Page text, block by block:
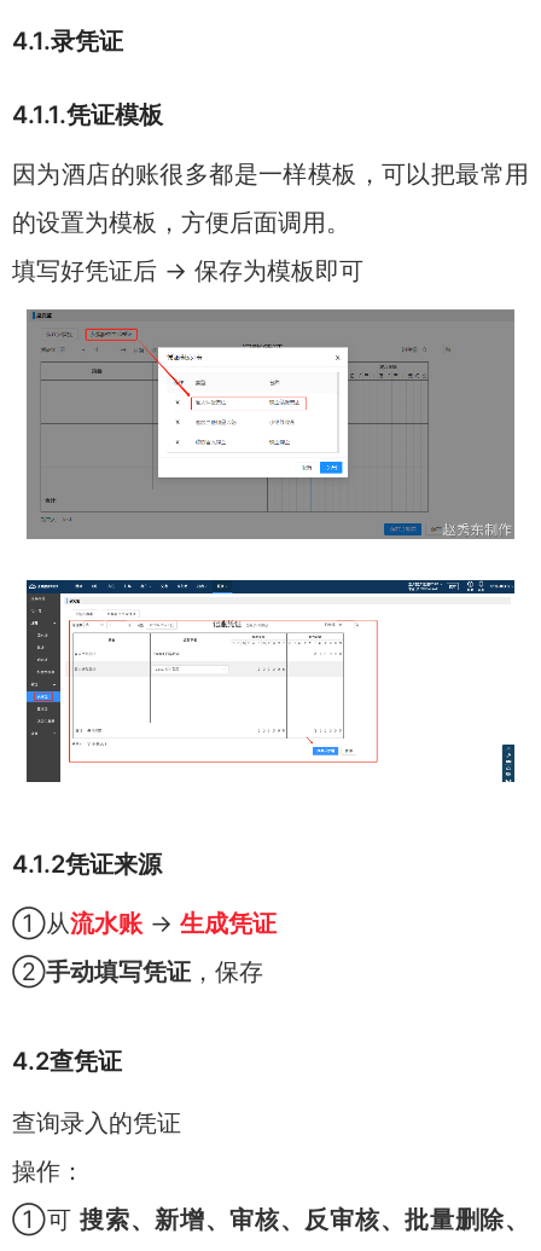
4.1.录凭证
4.1.1.凭证模板
因为酒店的账很多都是一样模板，可以把最常用
的设置为模板，方便后面调用。
填写好凭证后 → 保存为模板即可
4.1.2凭证来源
①从流水账 → 生成凭证
②手动填写凭证 ，保存
4.2查凭证
查询录入的凭证
操作：
①可搜索、新增、审核、反审核、批量删除、